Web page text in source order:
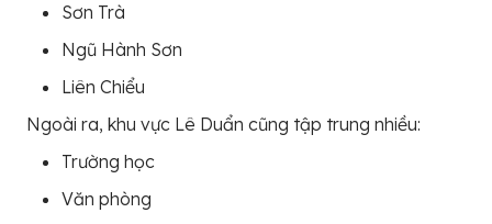
Sơn Trà
Ngũ Hành Sơn
Liên Chiểu
Ngoài ra, khu vực Lê Duẩn cũng tập trung nhiều:
Trường học
Văn phòng